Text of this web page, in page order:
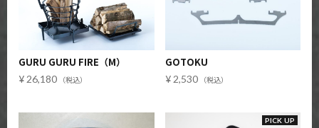
GURU GURU FIRE（M）
26,180
GOTOKU
2,530
PICK UP